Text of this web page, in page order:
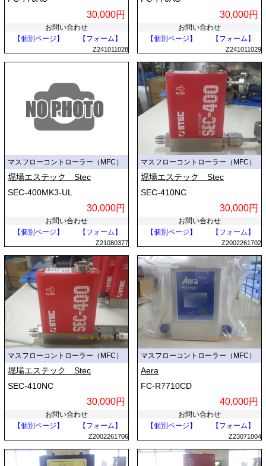
30,000円
お問い合わせ
【個別ページ】
【フォーム】
Z241011028
30,000円
お問い合わせ
【個別ページ】
【フォーム】
Z241011029
マスフローコントローラー（MFC）
堀場エステック Stec
SEC-400MK3-UL
30,000円
お問い合わせ
【個別ページ】
【フォーム】
Z21080377
マスフローコントローラー（MFC）
堀場エステック Stec
SEC-410NC
30,000円
お問い合わせ
【個別ページ】
【フォーム】
Z2002261702
マスフローコントローラー（MFC）
堀場エステック Stec
SEC-410NC
30,000円
お問い合わせ
【個別ページ】
【フォーム】
Z2002261706
マスフローコントローラー（MFC）
Aera
FC-R7710CD
40,000円
お問い合わせ
【個別ページ】
【フォーム】
Z23071004